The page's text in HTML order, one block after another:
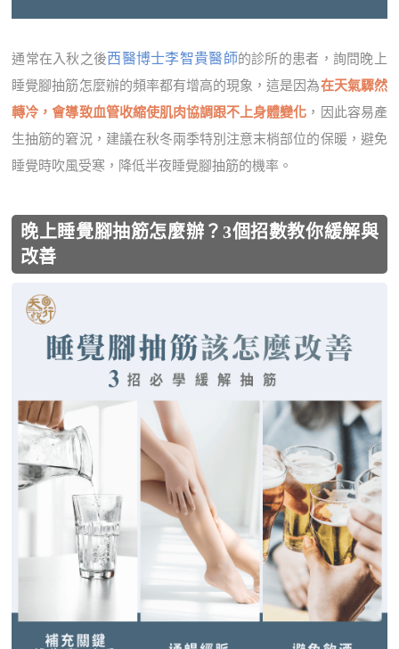
通常在入秋之後西醫博士李智貴醫師的診所的患者，詢問晚上
睡覺腳抽筋怎麼辦的頻率都有增高的現象，這是因為在天氣驟然
轉冷，會導致血管收縮使肌肉協調跟不上身體變化 ，因此容易產
生抽筋的窘況，建議在秋冬兩季特別注意末梢部位的保暖，避免
睡覺時吹風受寒，降低半夜睡覺腳抽筋的機率。
晚上睡覺腳抽筋怎麼辦？3個招數教你緩解與
改善